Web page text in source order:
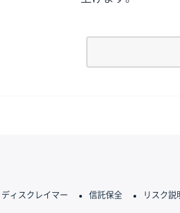
ディスクレイマー 信託保全 リスク説